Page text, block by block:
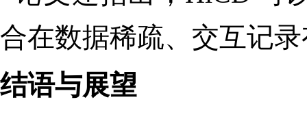
合在数据稀疏、交互记
结语与展望